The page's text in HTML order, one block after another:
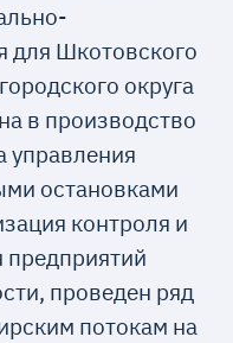
для Шкотовского
округа
в производство
управления
остановками
контроля и
предприятий
проведен ряд
потокам на